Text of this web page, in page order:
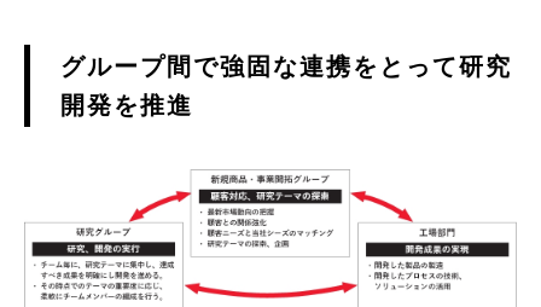
グループ間で強固な連携をとって研究
開発を推進